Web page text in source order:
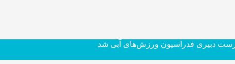
دبیری فدراسیون ورزش‌های آبی شد